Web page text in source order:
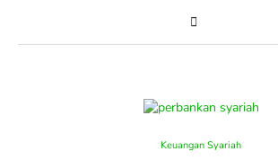
Keuangan Syariah